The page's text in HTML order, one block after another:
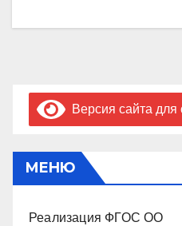
Версия сайта
МЕНЮ
Реализация ФГОС ОО